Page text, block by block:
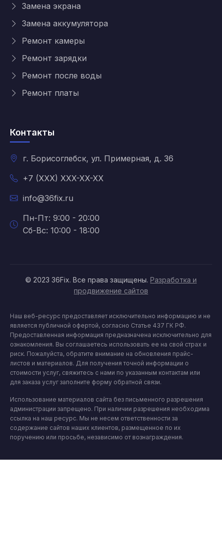
Замена экрана
Замена аккумулятора
Ремонт камеры
Ремонт зарядки
Ремонт после воды
Ремонт платы
Контакты
г. Борисоглебск, ул. Примерная, д. 36
+7 (XXX) XXX-XX-XX
info@36fix.ru
Пн-Пт: 9:00 - 20:00
Сб-Вс: 10:00 - 18:00
© 2023 36Fix. Все права защищены. Разработка и
продвижение сайтов
Наш веб-ресурс предоставляет исключительно информацию и не
является публичной офертой, согласно Статье 437 ГК РФ.
Предоставленная информация предназначена исключительно для
ознакомления. Вы соглашаетесь использовать ее на свой страх и
риск. Пожалуйста, обратите внимание на обновления прайс-
листов и материалов. Для получения точной информации о
стоимости услуг, свяжитесь с нами по указанным контактам или
для заказа услуг заполните форму обратной связи.
Использование материалов сайта без письменного разрешения
администрации запрещено. При наличии разрешения необходима
ссылка на наш ресурс. Мы не несем ответственности за
содержание сайтов наших клиентов, размещенное по их
поручению или просьбе, независимо от вознаграждения.